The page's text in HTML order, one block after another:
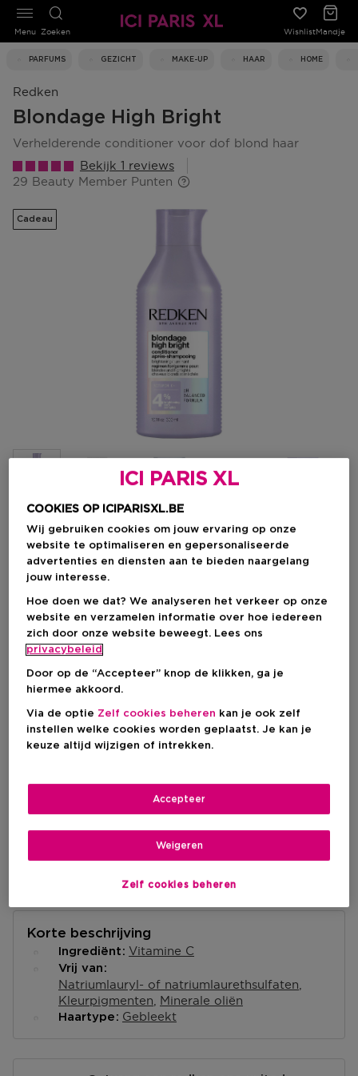
Zoeken WishlistMandje
PARFUMS GEZICHT MAKE-UP HAAR HOME
Menu
Redken
Blondage High Bright
verhelderende conditioner voor dof blond haar
Bekijk 1 reviews
29 Beauty Member Punten
Cadeau
Kies je formaat
300 ML Op voorraad
300 ML
€ 29,34
€ 29,34
IN WINKELMANDJE
Ophalen in een winkel nabij jou.
Korte beschrijving
Ingrediënt Vitamine C
Vrij van
Natriumlauryl- of natriumlaurethsulfaten
Kleurpigmenten Minerale oliën
Haartype Gebleekt
ICI PARIS XL
COOKIES OP ICIPARISXL.BE
Wij gebruiken cookies om jouw ervaring op onze
website te optimaliseren en gepersonaliseerde
advertenties en diensten aan te bieden naargelang
jouw interesse.
Hoe doen we dat? We analyseren het verkeer op onze
website en verzamelen informatie over hoe iedereen
zich door onze website beweegt. Lees ons
privacybeleid
Door op de “Accepteer” knop de klikken, ga je
hiermee akkoord.
Via de optie Zelf cookies beheren kan je ook zelf
instellen welke cookies worden geplaatst. Je kan je
keuze altijd wijzigen of intrekken.
Zelf cookies beheren
Weigeren
Accepteer